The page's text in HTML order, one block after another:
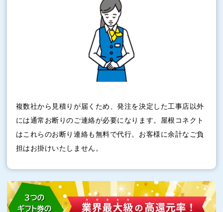
複数社から見積りが届くため、発注を決定した工事店以外
には通常お断りのご連絡が必要になります。屋根コネクト
はこれらのお断り連絡も無料で代行。お客様に余計なご負
担はお掛けいたしません。